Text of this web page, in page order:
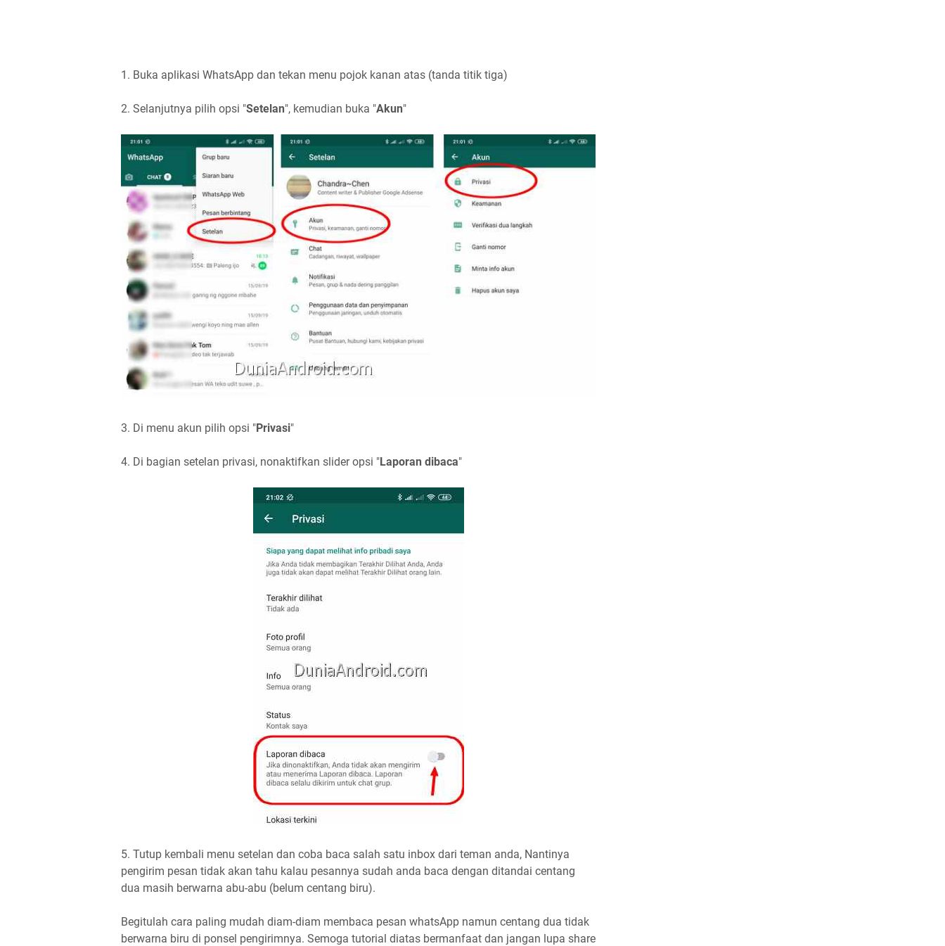
1. Buka aplikasi WhatsApp dan tekan menu pojok kanan atas (tanda titik tiga)
2. Selanjutnya pilih opsi "Setelan", kemudian buka "Akun"
3. Di menu akun pilih opsi "Privasi"
4. Di bagian setelan privasi, nonaktifkan slider opsi "Laporan dibaca"
5. Tutup kembali menu setelan dan coba baca salah satu inbox dari teman anda, Nantinya
pengirim pesan tidak akan tahu kalau pesannya sudah anda baca dengan ditandai centang
dua masih berwarna abu-abu (belum centang biru).
Begitulah cara paling mudah diam-diam membaca pesan whatsApp namun centang dua tidak
berwarna biru di ponsel pengirimnya. Semoga tutorial diatas bermanfaat dan jangan lupa share